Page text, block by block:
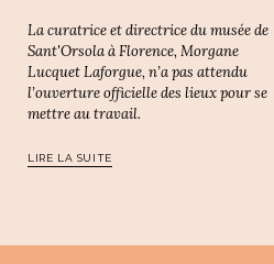
La curatrice et directrice du musée de
Sant'Orsola à Florence, Morgane
Lucquet Laforgue, n’a pas attendu
l’ouverture officielle des lieux pour se
mettre au travail.
LIRE LA SUITE